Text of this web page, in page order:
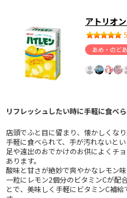
アトリオ
あめ・のど
リフレッシュしたい時に手軽に食べ
店頭でふと目に留まり、懐かしくなり
手軽に食べられて、手が汚れないと
足や遠出のおでかけのお供によくチ
あります。
酸味と甘さが絶妙で爽やかなレモン味
一粒にレモン2個分のビタミンCが配
とで、美味しく手軽にビタミンC補